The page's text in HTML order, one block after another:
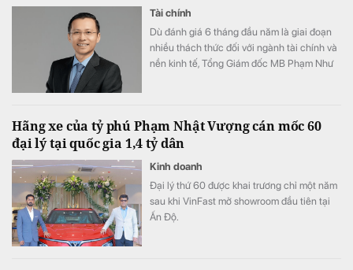
Tài chính
Dù đánh giá 6 tháng đầu năm là giai đoạn
nhiều thách thức đối với ngành tài chính và
nền kinh tế, Tổng Giám đốc MB Phạm Như
ra.
Hãng xe của tỷ phú Phạm Nhật Vượng cán mốc 60
đại lý tại quốc gia 1,4 tỷ dân
Kinh doanh
Đại lý thứ 60 được khai trương chỉ một năm
sau khi VinFast mở showroom đầu tiên tại
Ấn Độ.